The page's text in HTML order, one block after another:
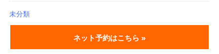
未分類
ネット予約はこちら »